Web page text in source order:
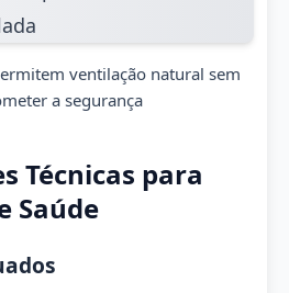
ventilação natural sem
a segurança
Técnicas para
Saúde